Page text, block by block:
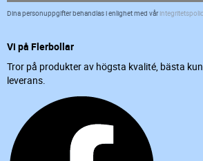
Dina personuppgifter behandlas i enlighet med vår
Vi på Flerbollar
Tror på produkter av högsta kvalité, bästa
leverans.